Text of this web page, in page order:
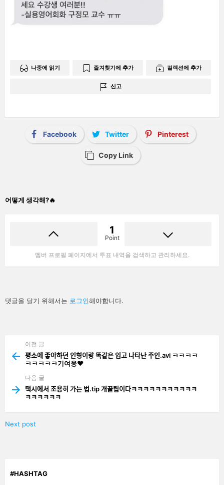
나중에 읽기 즐겨찾기에 추가 컬렉션에 추가
신고
Facebook Twitter Pinterest
Copy Link
어떻게 생각해?🔥
1
Point
멤버 프로필 페이지에서 투표 내역을 검색하고 관리하세요.
답
글
댓글을 달기 위해서는 로그인해야합니다.
more
이전 글
평소에 좋아하던 인형이랑 똑같은 입고 나타난 주인.avi ㅋㅋㅋㅋ
ㅋㅋㅋㅋㅋ기여옹❤️
다음 글
택시에서 조용히 가는 법.tip 개꿀팁이다ㅋㅋㅋㅋㅋㅋㅋㅋㅋㅋㅋ
ㅋㅋㅋㅋㅋㅋ
Next post
#HASHTAG